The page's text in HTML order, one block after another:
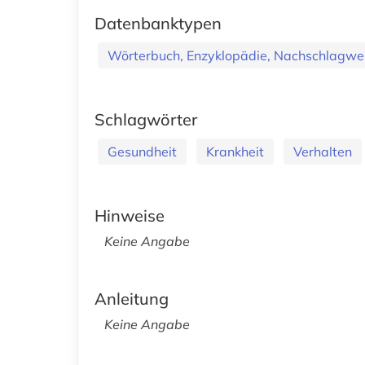
Datenbanktypen
Wörterbuch, Enzyklopädie,
Schlagwörter
Gesundheit Krankheit Verhalten
Hinweise
Keine Angabe
Anleitung
Keine Angabe